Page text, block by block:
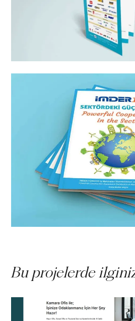
Bu projelerde